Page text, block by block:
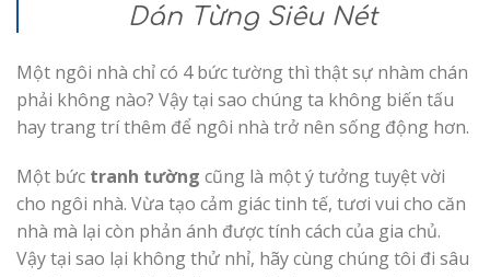
Dán Từng Siêu Nét
Một ngôi nhà chỉ có 4 bức tường thì thật sự nhàm chán
phải không nào? Vậy tại sao chúng ta không biến tấu
hay trang trí thêm để ngôi nhà trở nên sống động hơn.
Một bức tranh tường cũng là một ý tưởng tuyệt vời
cho ngôi nhà. Vừa tạo cảm giác tinh tế, tươi vui cho căn
nhà mà lại còn phản ánh được tính cách của gia chủ.
Vậy tại sao lại không thử nhỉ, hãy cùng chúng tôi đi sâu